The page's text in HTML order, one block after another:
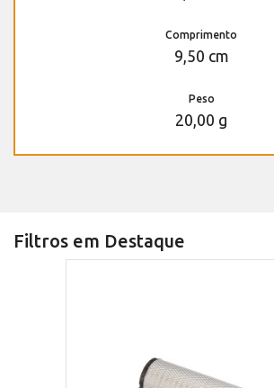
Comprimento
9,50 cm
Peso
20,00 g
Filtros em Destaque